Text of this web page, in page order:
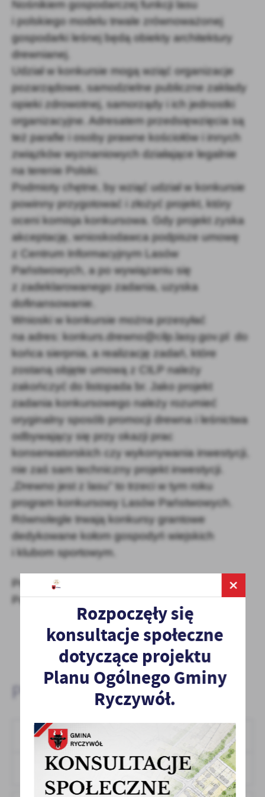
Nośnikiem gospodarczej funkcji lasu
i polskiego modelu trwale zrównoważonej
gospodarki leśnej będą obiekty architektury
drewnianej.
Udział w konkursie mogą wziąć organizacje
pozarządowe, samodzielne publiczne zakłady
opieki zdrowotnej, samorządy i ich jednostki
organizacyjne. Adresatem przedsięwzięcia są
też parafie i osoby prawne kościołów i innych
związków wyznaniowych działające legalnie
na terenie Polski.
Podmioty chętne, by wziąć udział w konkursie
powinny przygotować i złożyć projekt, który
oceni komisja konkursowa. Gdy projekt zyska
akceptację, wnioskodawca podpisze umowę
z Centrum Informacyjnym Lasów
Państwowych, a po wywiązaniu się
z zadeklarowanego zadania, uzyska
dofinansowanie.
Wnioski w konkursie można przesyłać
na adres: konkurs.drewno@cilp.lasy.gov.pl do
końca sierpnia, a realizację zadań, które
zostaną objęte umową z CILP należy
zakończyć do listopada br. Jako projekt
zadania konkursowego należy rozumieć
oryginalny sposób promocji drewna i leśnictwa
odbywający się przy okazji prac
konserwatorskich czy wykonywania inwestycji,
nie zaś sam techniczny projekt inwestycji.
„Drewno jest z lasu” to trzeci w tym roku
program konkursowy Lasów Państwowych.
Równolegle trwają konkursy grantowe
dedykowane kołom gospodyń wiejskich
i klubom sportowym.
Przygotowała: Dyrekcja Generalna Lasów
Państwowych
Pliki do pobrania:
Wzór umowy
Format:PDF,441.78 KB POBIERZ
Rozpoczęły się
konsultacje społeczne
dotyczące projektu
Planu Ogólnego Gminy
Ryczywół.